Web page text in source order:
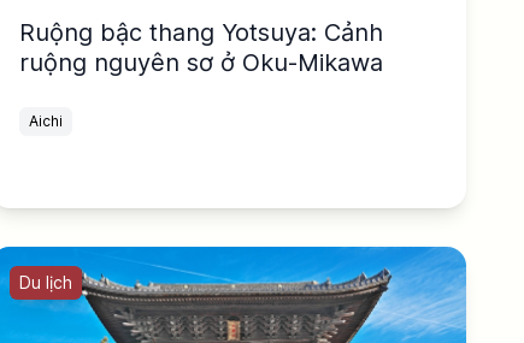
Ruộng bậc thang Yotsuya: Cảnh
ruộng nguyên sơ ở Oku-Mikawa
Aichi
Du lịch